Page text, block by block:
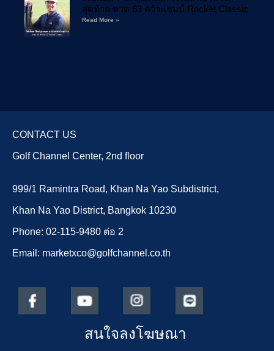
สุดท้าย หวด 63 คว้าแชมป์ Rocket Classic
Read More »
CONTACT US
Golf Channel Center, 2nd floor
999/1 Ramintra Road, Khan Na Yao Subdistrict,
Khan Na Yao District, Bangkok 10230
Phone: 02-115-9480 ต่อ 2
Email: marketxco@golfchannel.co.th
สนใจลงโฆษณา